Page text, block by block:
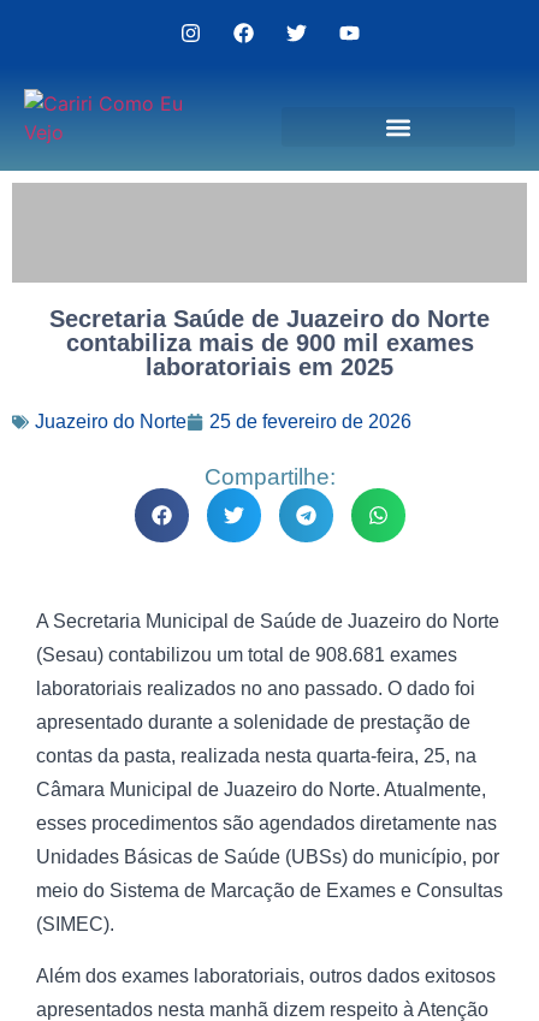
Secretaria Saúde de Juazeiro do Norte
contabiliza mais de 900 mil exames
laboratoriais em 2025
Juazeiro do Norte 25 de fevereiro de 2026
Compartilhe:
A Secretaria Municipal de Saúde de Juazeiro do Norte
(Sesau) contabilizou um total de 908.681 exames
laboratoriais realizados no ano passado. O dado foi
apresentado durante a solenidade de prestação de
contas da pasta, realizada nesta quarta-feira, 25, na
Câmara Municipal de Juazeiro do Norte. Atualmente,
esses procedimentos são agendados diretamente nas
Unidades Básicas de Saúde (UBSs) do município, por
meio do Sistema de Marcação de Exames e Consultas
(SIMEC).
Além dos exames laboratoriais, outros dados exitosos
apresentados nesta manhã dizem respeito à Atenção